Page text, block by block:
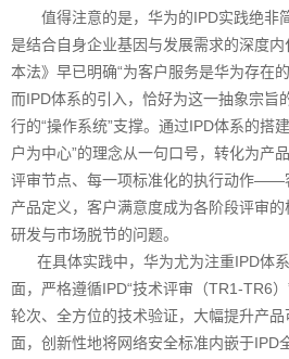
值得注意的是，华为的IPD实践绝非
是结合自身企业基因与发展需求的深度
本法》早已明确“为客户服务是华为存在
而IPD体系的引入，恰好为这一抽象宗旨
行的“操作系统”支撑。通过IPD体系的搭
户为中心”的理念从一句口号，转化为产
评审节点、每一项标准化的执行动作——
产品定义，客户满意度成为各阶段评审
研发与市场脱节的问题。
在具体实践中，华为尤为注重IPD体
面，严格遵循IPD“技术评审（TR1-TR6
轮次、全方位的技术验证，大幅提升产
面，创新性地将网络安全标准内嵌于IPD